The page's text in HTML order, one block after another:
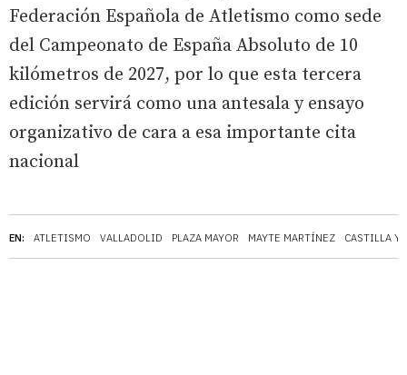
EN: ATLETISMO VALLADOLID PLAZA MAYOR MAYTE MARTÍNEZ CASTILLA Y
Federación Española de Atletismo como sede
del Campeonato de España Absoluto de 10
kilómetros de 2027, por lo que esta tercera
edición servirá como una antesala y ensayo
organizativo de cara a esa importante cita
nacional